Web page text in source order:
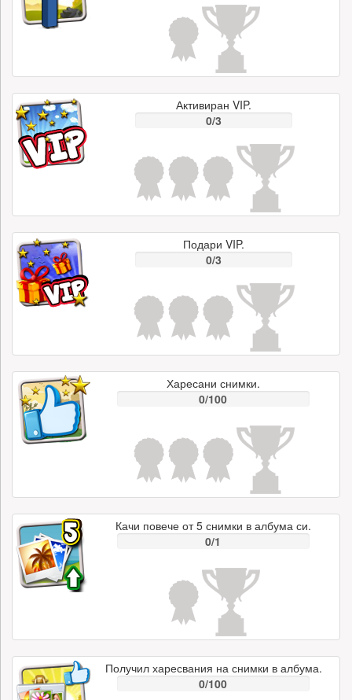
Активиран VIP.
0/3
Подари VIP.
0/3
Харесани снимки.
0/100
Качи повече от 5 снимки в албума си.
0/1
Получил харесвания на снимки в албума.
0/100